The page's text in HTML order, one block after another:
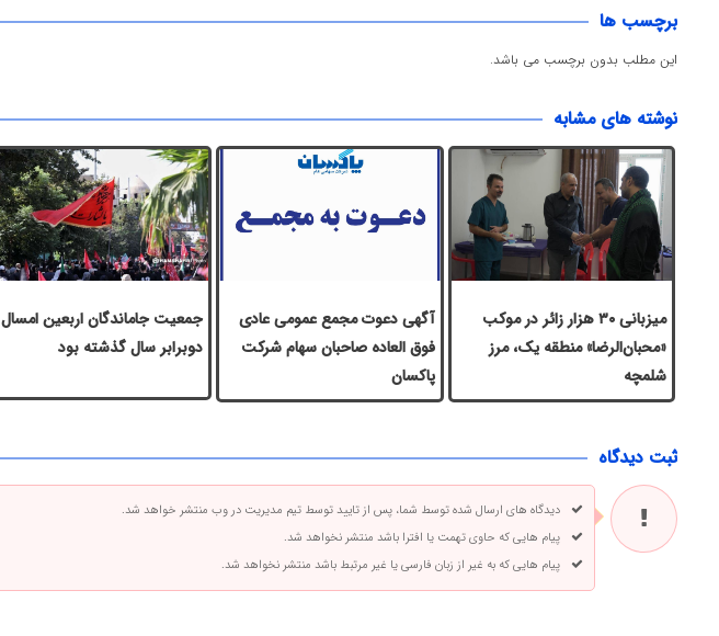
برچسب ها
این مطلب بدون برچسب می باشد.
نوشته های مشابه
میزبانی ۳۰ هزار زائر در موکب
«محبان‌الرضا» منطقه یک، مرز
شلمچه
آگهی دعوت مجمع عمومی عادی
فوق العاده صاحبان سهام شرکت
پاكسان
جمعیت جاماندگان اربعین امسال
دوبرابر سال گذشته بود
ثبت دیدگاه
دیدگاه های ارسال شده توسط شما، پس از تایید توسط تیم مدیریت در وب منتشر خواهد شد.
پیام هایی که حاوی تهمت یا افترا باشد منتشر نخواهد شد.
پیام هایی که به غیر از زبان فارسی یا غیر مرتبط باشد منتشر نخواهد شد.